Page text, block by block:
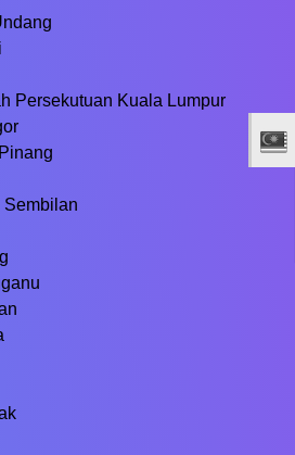
Persekutuan Kuala Lumpur